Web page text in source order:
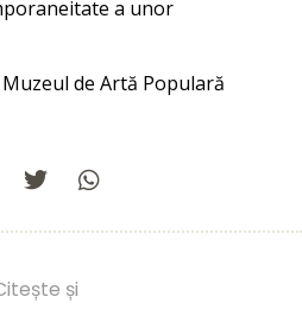
a unor
de Artă Populară
și